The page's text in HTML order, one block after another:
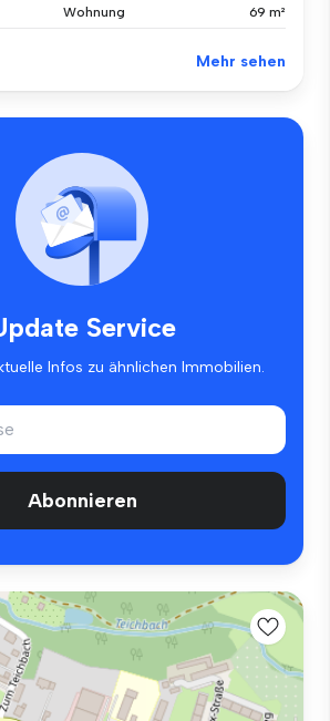
Wohnung 69 m²
Mehr sehen
Service
Infos zu ähnlichen Immobilien.
Abonnieren